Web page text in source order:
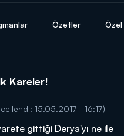
Özetler
Kareler!
15.05.2017 - 16:17)
gittiği Derya'yı ne ile